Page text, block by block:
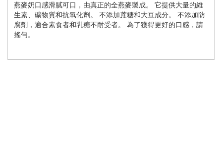
燕麥奶口感滑膩可口，由真正的全燕麥製成。 它提供大量的維
生素、礦物質和抗氧化劑。 不添加蔗糖和大豆成分。 不添加防
腐劑，適合素食者和乳糖不耐受者。 為了獲得更好的口感，請
搖勻。